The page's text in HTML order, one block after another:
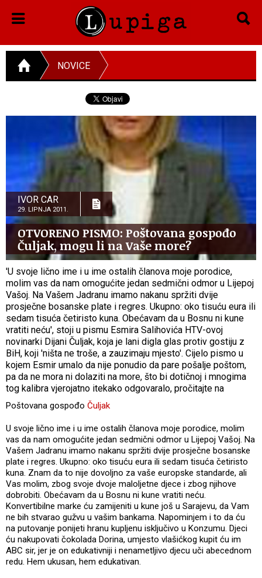
NOVICE
IVOR CAR
29. LIPNJA 2011.
OTVORENO PISMO: Poštovana gospođo
Čuljak, mogu li na Vaše more?
'U svoje lično ime i u ime ostalih članova moje porodice,
molim vas da nam omogućite jedan sedmični odmor u Lijepoj
Vašoj. Na Vašem Jadranu imamo nakanu spržiti dvije
prosječne bosanske plate i regres. Ukupno: oko tisuću eura ili
sedam tisuća četiristo kuna. Obećavam da u Bosnu ni kune
vratiti neću', stoji u pismu Esmira Salihovića HTV-ovoj
novinarki Dijani Čuljak, koja je lani digla glas protiv gostiju z
BiH, koji 'ništa ne troše, a zauzimaju mjesto'. Cijelo pismo u
kojem Esmir umalo da nije ponudio da pare pošalje poštom,
pa da ne mora ni dolaziti na more, što bi dotičnoj i mnogima
tog kalibra vjerojatno itekako odgovaralo, pročitajte na
Poštovana gospođo Čuljak
U svoje lično ime i u ime ostalih članova moje porodice, molim
vas da nam omogućite jedan sedmični odmor u Lijepoj Vašoj. Na
Vašem Jadranu imamo nakanu spržiti dvije prosječne bosanske
plate i regres. Ukupno: oko tisuću eura ili sedam tisuća četiristo
kuna. Znam da to nije dovoljno za vaše europske standarde, ali
Vas molim, zbog svoje dvoje maloljetne djece i zbog njihove
dobrobiti. Obećavam da u Bosnu ni kune vratiti neću.
Konvertibilne marke ću zamijeniti u kune još u Sarajevu, da Vam
ne bih stvarao gužvu u vašim bankama. Napominjem i to da ću
na putovanje ponijeti hranu kupljenu isključivo u Konzumu. Djeci
ću nakupovati čokolada Dorina, umjesto vlašićkog kupit ću im
ABC sir, jer je on edukativniji i nenametljivo djecu uči abecednom
redu. Hem ukusan, hem edukativan.